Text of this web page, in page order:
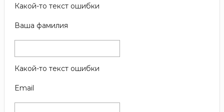
Какой-то текст ошибки
Ваша фамилия
Какой-то текст ошибки
Email